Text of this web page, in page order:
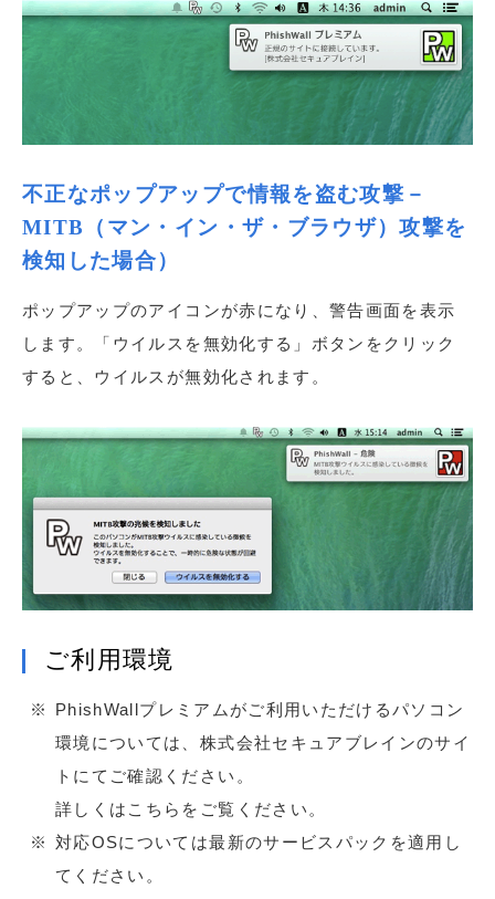
不正なポップアップで情報を盗む攻撃－
MITB（マン・イン・ザ・ブラウザ）攻撃を
検知した場合）
ポップアップのアイコンが赤になり、警告画面を表示
します。「ウイルスを無効化する」ボタンをクリック
すると、ウイルスが無効化されます。
ご利用環境
PhishWallプレミアムがご利用いただけるパソコン
環境については、株式会社セキュアブレインのサイ
トにてご確認ください。
詳しくはこちらをご覧ください。
対応OSについては最新のサービスパックを適用し
てください。